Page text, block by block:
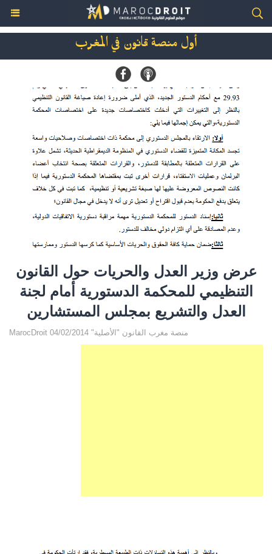
أول منصة قانون في المغرب
عرض وزير العدل والحريات حول القانون
التنظيمي للمحكمة الدستورية أمام لجنة
العدل والتشريع بمجلس المستشارين
MarocDroit منصة مغرب القانون "الأصلية" 04/02/2014